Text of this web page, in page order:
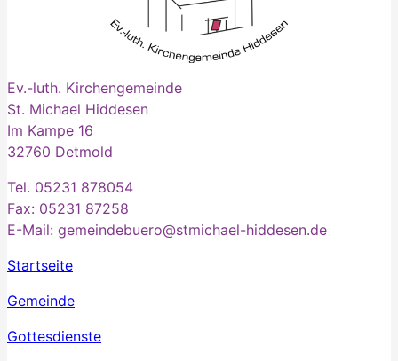
Ev.-luth. Kirchengemeinde
St. Michael Hiddesen
Im Kampe 16
32760 Detmold
Tel. 05231 878054
Fax: 05231 87258
E-Mail: gemeindebuero@stmichael-hiddesen.de
Startseite
Gemeinde
Gottesdienste